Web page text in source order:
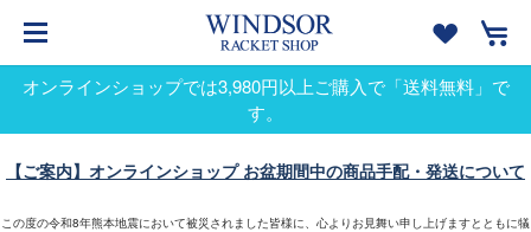
オンラインショップでは3,980円以上ご購入で「送料無料」で
す。
【ご案内】オンラインショップ お盆期間中の商品手配・発送について
この度の令和8年熊本地震において被災されました皆様に、心よりお見舞い申し上げますとともに犠